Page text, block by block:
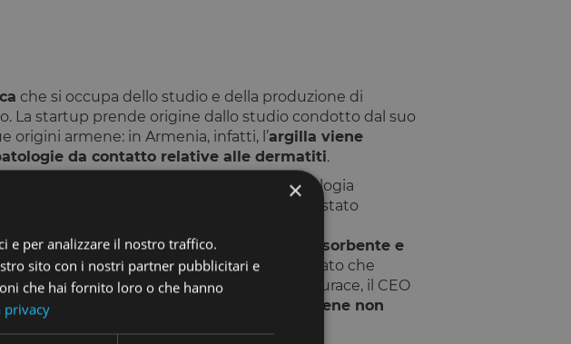
che si occupa dello studio e della produzione di
La startup prende origine dallo studio condotto dal suo
origini armene: in Armenia, infatti, l’argilla viene
da contatto relative alle dermatiti.
: la società si avvale di una tecnologia
a trasformare quello che storicamente è stato
biologici.
relativo allacultura del materiale assorbente e
sul prezzo, in quanto si è sempre pensato che
fosse un fattore secondario. Filippo Surace, il CEO
il posizionamento sul mercato, che avviene non
×
e per analizzare il nostro traffico.
sito con i nostri partner pubblicitari e
che hai fornito loro o che hanno
privacy